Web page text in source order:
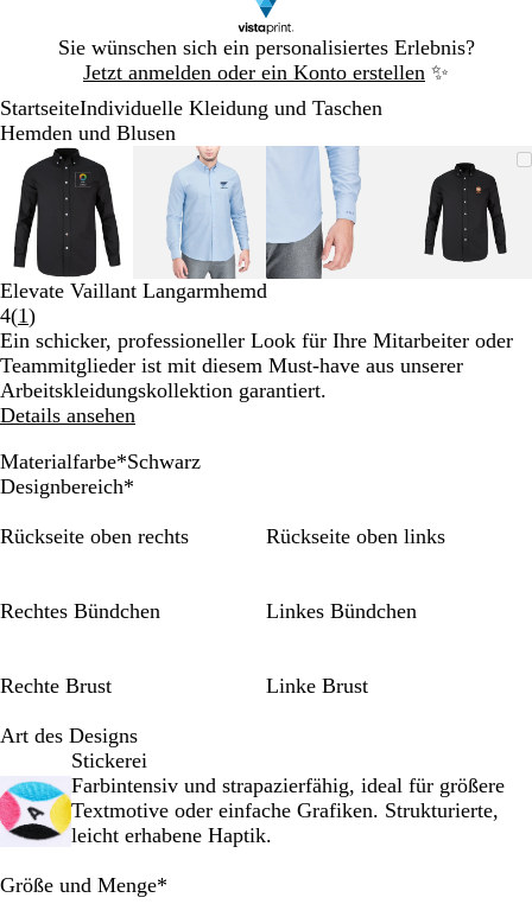
Sie wünschen sich ein personalisiertes Erlebnis?
Jetzt anmelden oder ein Konto erstellen ✨
Galeriebild
1
StartseiteIndividuelle Kleidung und Taschen
Hemden und Blusen
Vergrößer-/verkleinerbares
Bild
Zoom
auf
Minimum
Klicken
zum
Vergrößern
Verwenden
Sie
die
Tasten
+
und
zum
Zoomen
und
Pfeiltasten
zum
Schwenken.
Vergrößer-/verkleinerbares
Bild
Zoom
auf
Minimum
Klicken
zum
Vergrößern
Verwenden
Sie
Tasten
+
und
zum
Zoomen
und
zum
Vergrößer-/
Bild
Zoom
auf
Minimum
Klicken
zum
Vergrößern
Verwenden
Sie
die
Tasten
+
zum
Bild
Zoom
auf
Klicken
zum
Sie
die
Tasten
+
zum
Galeriebild
von
Elevate Vaillant Langarmhemd
4(1Bewertungen
1
lesen
)
Ein schicker, professioneller Look für Ihre Mitarbeiter oder
Teammitglieder ist mit diesem Must-have aus unserer
Arbeitskleidungskollektion garantiert.
Details ansehen
Materialfarbe*Schwarz
B
a
S
h
r
W
i
Designbereich*
Rückseite oben rechts Rückseite oben links
Rechtes Bündchen Linkes Bündchen
Rechte Brust Linke Brust
Art des Designs
Stickerei
Farbintensiv und strapazierfähig, ideal für größere
Textmotive oder einfache Grafiken. Strukturierte,
leicht erhabene Haptik.
Größe und Menge*